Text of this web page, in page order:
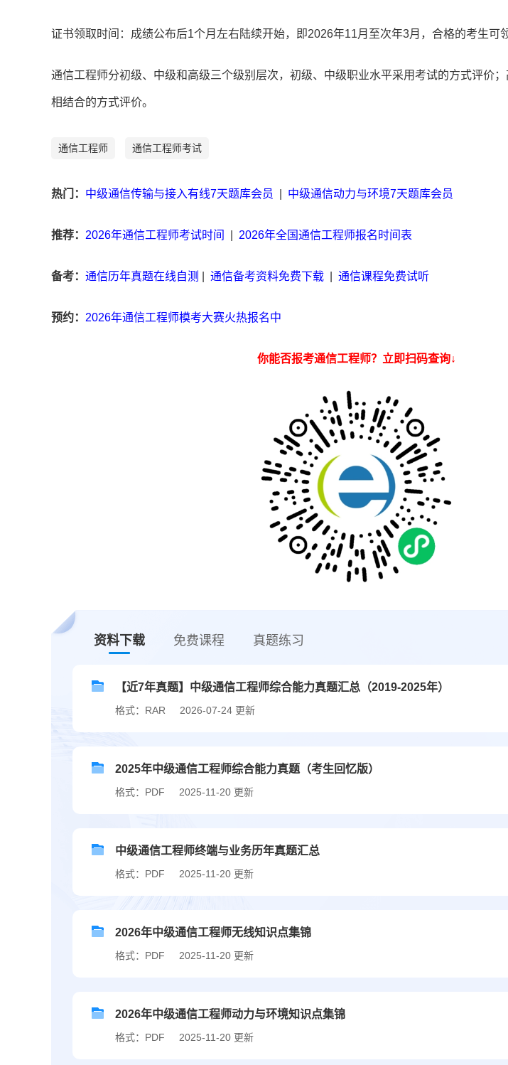
证书领取时间：成绩公布后1个月左右陆续开始，即2026年11月至次年3月，合格的考生可
通信工程师分初级、中级和高级三个级别层次，初级、中级职业水平采用考试的方式评价
相结合的方式评价。
通信工程师 通信工程师考试
热门： 中级通信传输与接入有线7天题库会员 中级通信动力与环境7天题库会员
推荐： 2026年通信工程师考试时间 2026年全国通信工程师报名时间表
备考： 通信历年真题在线自测 通信备考资料免费下载 通信课程免费试听
预约： 2026年通信工程师模考大赛火热报名中
你能否报考通信工程师？立即扫码查询↓
资料下载 免费课程 真题练习
【近7年真题】中级通信工程师综合能力真题汇总（2019-2025年）
格式：RAR 2026-07-24 更新
2025年中级通信工程师综合能力真题（考生回忆版）
格式：PDF 2025-11-20 更新
中级通信工程师终端与业务历年真题汇总
格式：PDF 2025-11-20 更新
2026年中级通信工程师无线知识点集锦
格式：PDF 2025-11-20 更新
2026年中级通信工程师动力与环境知识点集锦
格式：PDF 2025-11-20 更新